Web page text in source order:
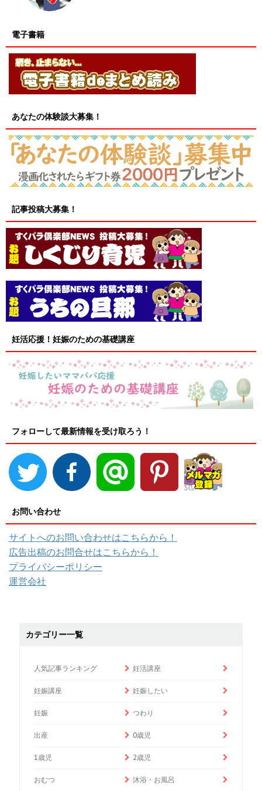
電子書籍
あなたの体験談大募集！
記事投稿大募集！
妊活応援！妊娠のための基礎講座
フォローして最新情報を受け取ろう！
お問い合わせ
サイトへのお問い合わせはこちらから！
広告出稿のお問合せはこちらから！
プライバシーポリシー
運営会社
カテゴリー一覧
人気記事ランキング 妊活講座
妊娠講座 妊娠したい
妊娠 つわり
出産 0歳児
1歳児 2歳児
おむつ 沐浴・お風呂